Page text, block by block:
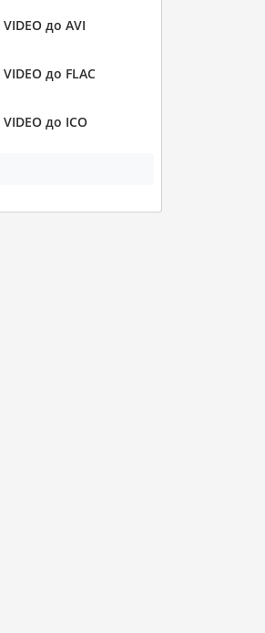
VIDEO до AVI
VIDEO до FLAC
VIDEO до ICO